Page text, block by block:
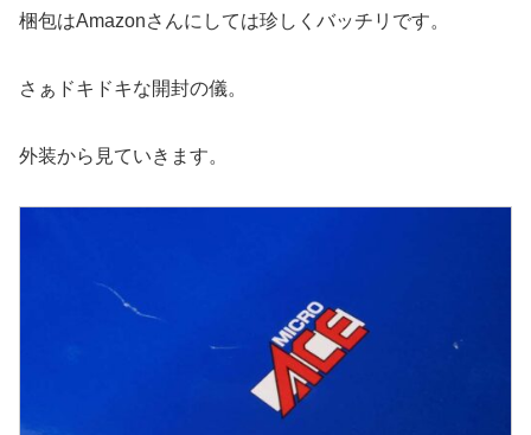
梱包はAmazonさんにしては珍しくバッチリです。
さぁドキドキな開封の儀。
外装から見ていきます。